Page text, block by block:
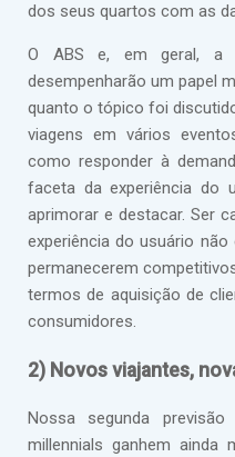
dos seus quartos com as
O ABS e, em geral, a
desempenharão um papel
quanto o tópico foi
viagens em vários
como responder à
faceta da experiência do
aprimorar e destacar. Ser
experiência do usuário
permanecerem
termos de aquisição de
consumidores.
2) Novos viajantes,
Nossa segunda
millennials ganhem ainda